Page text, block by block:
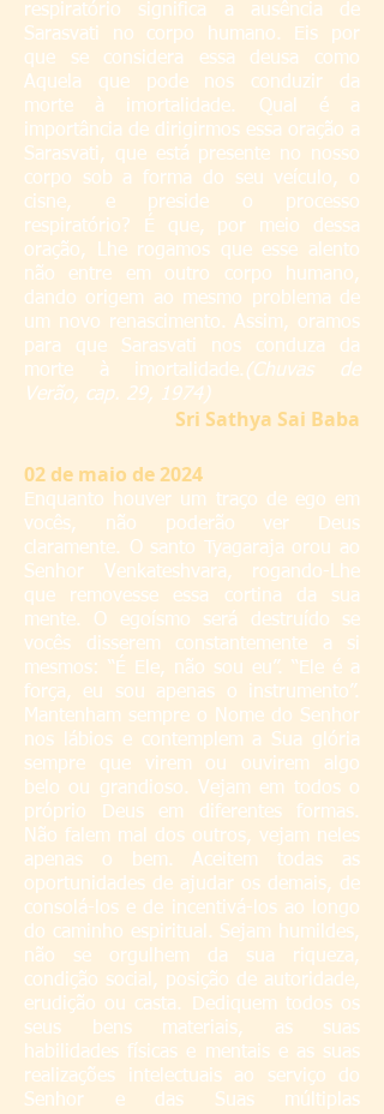
respiratório significa a ausência de
Sarasvati no corpo humano. Eis por
que se considera essa deusa como
Aquela que pode nos conduzir da
morte à imortalidade. Qual é a
importância de dirigirmos essa oração a
Sarasvati, que está presente no nosso
corpo sob a forma do seu veículo, o
cisne, e preside o processo
respiratório? É que, por meio dessa
oração, Lhe rogamos que esse alento
não entre em outro corpo humano,
dando origem ao mesmo problema de
um novo renascimento. Assim, oramos
para que Sarasvati nos conduza da
morte à imortalidade. (Chuvas de
Verão, cap. 29, 1974)
Sri Sathya Sai Baba
02 de maio de 2024
Enquanto houver um traço de ego em
vocês, não poderão ver Deus
claramente. O santo Tyagaraja orou ao
Senhor Venkateshvara, rogando-Lhe
que removesse essa cortina da sua
mente. O egoísmo será destruído se
vocês disserem constantemente a si
mesmos: “É Ele, não sou eu”. “Ele é a
força, eu sou apenas o instrumento”.
Mantenham sempre o Nome do Senhor
nos lábios e contemplem a Sua glória
sempre que virem ou ouvirem algo
belo ou grandioso. Vejam em todos o
próprio Deus em diferentes formas.
Não falem mal dos outros, vejam neles
apenas o bem. Aceitem todas as
oportunidades de ajudar os demais, de
consolá-los e de incentivá-los ao longo
do caminho espiritual. Sejam humildes,
não se orgulhem da sua riqueza,
condição social, posição de autoridade,
erudição ou casta. Dediquem todos os
seus bens materiais, as suas
habilidades físicas e mentais e as suas
realizações intelectuais ao serviço do
Senhor e das Suas múltiplas